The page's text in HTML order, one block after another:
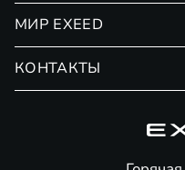
Страхование
Сервис
Помощь на дорогах
МИР EXEED
КОНТАКТЫ